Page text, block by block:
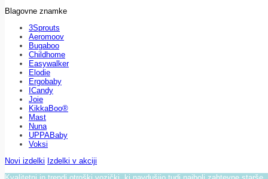
Blagovne znamke
3Sprouts
Aeromoov
Bugaboo
Childhome
Easywalker
Elodie
Ergobaby
ICandy
Joie
KikkaBoo®
Mast
Nuna
UPPABaby
Voksi
Novi izdelki Izdelki v akciji